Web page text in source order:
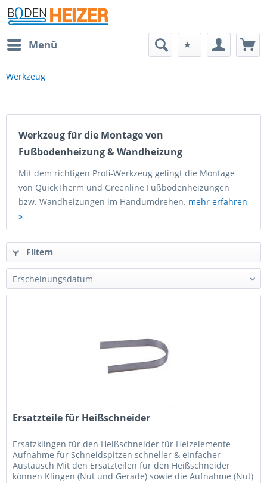
Menü
Werkzeug
Werkzeug für die Montage von
Fußbodenheizung & Wandheizung
Mit dem richtigen Profi-Werkzeug gelingt die Montage
von QuickTherm und Greenline Fußbodenheizungen
bzw. Wandheizungen im Handumdrehen. mehr erfahren
»
Filtern
Ersatzteile für Heißschneider
Ersatzklingen für den Heißschneider für Heizelemente
Aufnahme für Schneidspitzen schneller & einfacher
Austausch Mit den Ersatzteilen für den Heißschneider
können Klingen (Nut und Gerade) sowie die Aufnahme (Nut)